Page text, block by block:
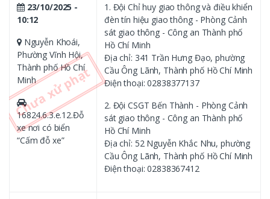
23/10/2025 -
10:12
Nguyễn Khoái,
Phường Vĩnh Hội,
Thành phố Hồ Chí
Minh
16824.6.3.e.12.Đỗ
xe nơi có biển
“Cấm đỗ xe”
1. Đội Chỉ huy giao thông và điều khiển
đèn tín hiệu giao thông - Phòng Cảnh
sát giao thông - Công an Thành phố
Hồ Chí Minh
Địa chỉ: 341 Trần Hưng Đạo, phường
Cầu Ông Lãnh, Thành phố Hồ Chí Minh
Điện thoại: 02838377137
2. Đội CSGT Bến Thành - Phòng Cảnh
sát giao thông - Công an Thành phố
Hồ Chí Minh
Địa chỉ: 52 Nguyễn Khắc Nhu, phường
Cầu Ông Lãnh, Thành phố Hồ Chí Minh
Điện thoại: 02838367412